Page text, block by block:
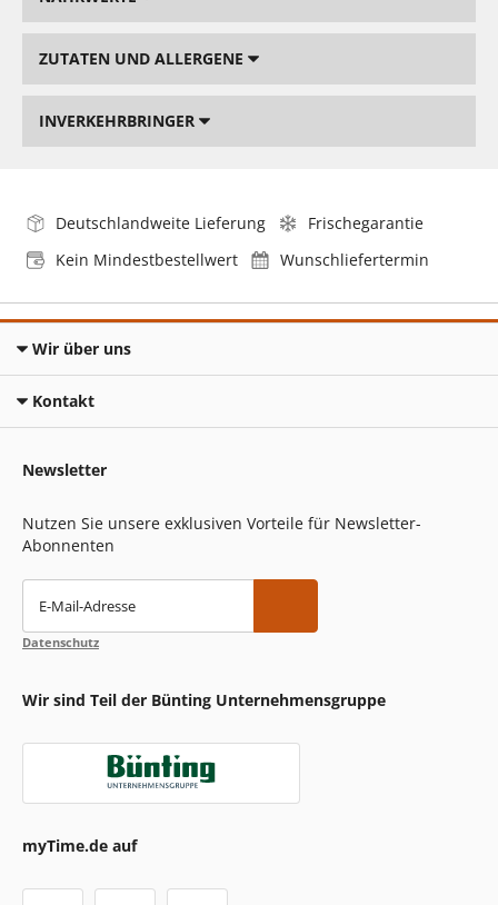
ZUTATEN UND ALLERGENE
INVERKEHRBRINGER
Deutschlandweite Lieferung
Frischegarantie
Kein Mindestbestellwert
Wunschliefertermin
Wir über uns
Kontakt
Newsletter
Nutzen Sie unsere exklusiven Vorteile für Newsletter-
Abonnenten
E-Mail-Adresse
Datenschutz
Wir sind Teil der Bünting Unternehmensgruppe
myTime.de auf